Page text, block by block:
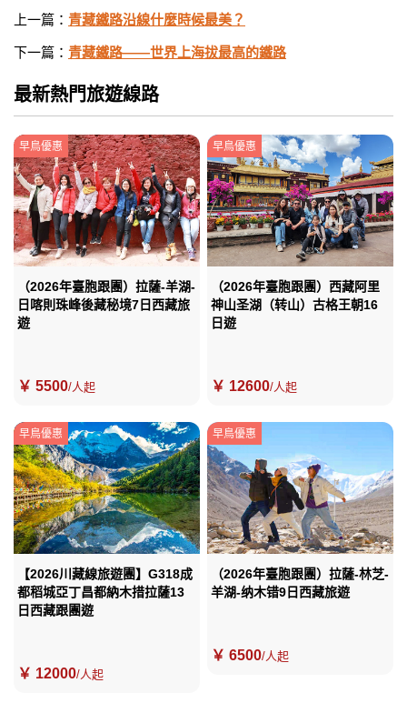
上一篇： 青藏鐵路沿線什麼時候最美？
下一篇： 青藏鐵路——世界上海拔最高的鐵路
最新熱門旅遊線路
早鳥優惠
（2026年臺胞跟團）拉薩-羊湖-
日喀則珠峰後藏秘境7日西藏旅
遊
￥ 5500/人起
早鳥優惠
（2026年臺胞跟團）西藏阿里
神山圣湖（转山）古格王朝16
日遊
￥ 12600/人起
早鳥優惠
【2026川藏線旅遊團】G318成
都稻城亞丁昌都納木措拉薩13
日西藏跟團遊
￥ 12000/人起
早鳥優惠
（2026年臺胞跟團）拉薩-林芝-
羊湖-纳木错9日西藏旅遊
￥ 6500/人起